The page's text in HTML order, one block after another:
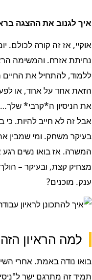
איך לגנוב את ההצגה
אוקיי, אז זה קורה
נחיתת אזרח. והמשימה
ללמוד, להתחיל את החיים
הזאת אחד על אחד, או
את הניסיון ה*קרבי*
אבל זה לא חייב להיות. כי
בעיקר משחק. ומי שמבין
המשרה. אז בואו נשים רגע
מצחיק קצת, ובעיקר –
ענק. מוכנים?
למה הראיון
בואו נודה באמת. אחרי
תמיד זה מתרגם ישר